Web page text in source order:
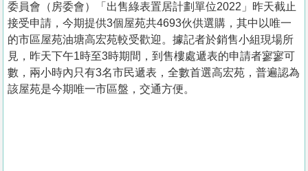
委員會（房委會）「出售綠表置居計劃單位2022」昨天截止
接受申請，今期提供3個屋苑共4693伙供選購，其中以唯一
的市區屋苑油塘高宏苑較受歡迎。據記者於銷售小組現場所
見，昨天下午1時至3時期間，到售樓處遞表的申請者寥寥可
數，兩小時內只有3名市民遞表，全數首選高宏苑，普遍認為
該屋苑是今期唯一市區盤，交通方便。